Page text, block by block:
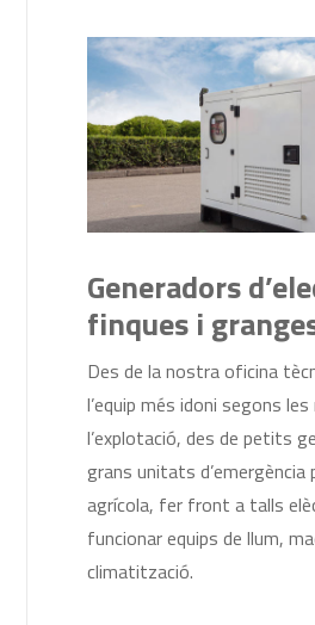
Generadors
finques i
Des de la nostra oficina
l’equip més idoni segons
l’explotació, des de petits
grans unitats d’emergència
agrícola, fer front a talls
funcionar equips de llum,
climatització.